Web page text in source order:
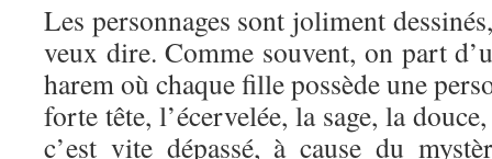
Les personnages sont joliment
veux dire. Comme souvent, on part
harem où chaque fille possède une
forte tête, l’écervelée, la sage, la
c’est vite dépassé, à cause du